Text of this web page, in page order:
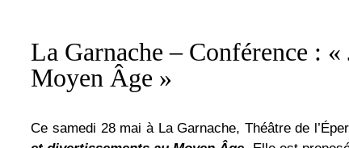
La Garnache – Conférence :
Moyen Âge »
Ce samedi 28 mai à La Garnache, Théâtre de